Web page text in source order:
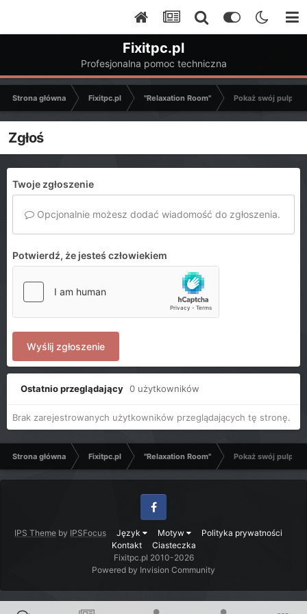
Fixitpc.pl
Profesjonalna pomoc techniczna
Strona główna Fixitpc.pl "Relaxation Room" Pokaż swój pulpit
Zgłoś
Twoje zgłoszenie
Opcjonalnie możesz dodać wiadomość do zgłoszenia.
Potwierdź, że jesteś człowiekiem
Wyślij zgłoszenie
Ostatnio przeglądający 0 użytkowników
Brak zarejestrowanych użytkowników przeglądających tę stronę.
Strona główna Fixitpc.pl "Relaxation Room" Pokaż swój pulpit
IPS Theme by IPSFocus Język Motyw
Polityka prywatności
Kontakt
Ciasteczka
Facebook
Fixitpc.pl 2010-2026
Powered by Invision Community